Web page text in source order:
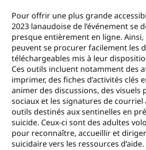
Pour offrir une plus grande
2023 lanaudoise de l’événement se
presque entièrement en ligne. Ainsi,
peuvent se procurer facilement les
téléchargeables mis à leur
Ces outils incluent notamment des
imprimer, des fiches d’activités clés
animer des discussions, des visuels
sociaux et les signatures de courriel
outils destinés aux sentinelles en
suicide. Ceux-ci sont des adultes
pour reconnaître, accueillir et
suicidaire vers les ressources d’aide.